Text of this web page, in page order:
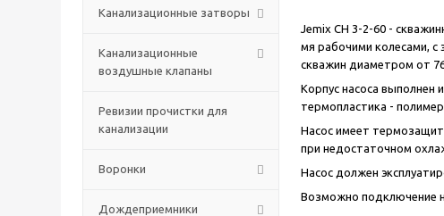
Канализационные затворы
Канализационные
воздушные клапаны
Ревизии прочистки для
канализации
Воронки
Дождеприемники
Jemix СН 3-2-60 -
мя рабочими колесами, с
скважин диаметром от
Корпус насоса выполнен
термопластика -
Насос имеет
при недостаточном
Насос должен
Возможно подключение